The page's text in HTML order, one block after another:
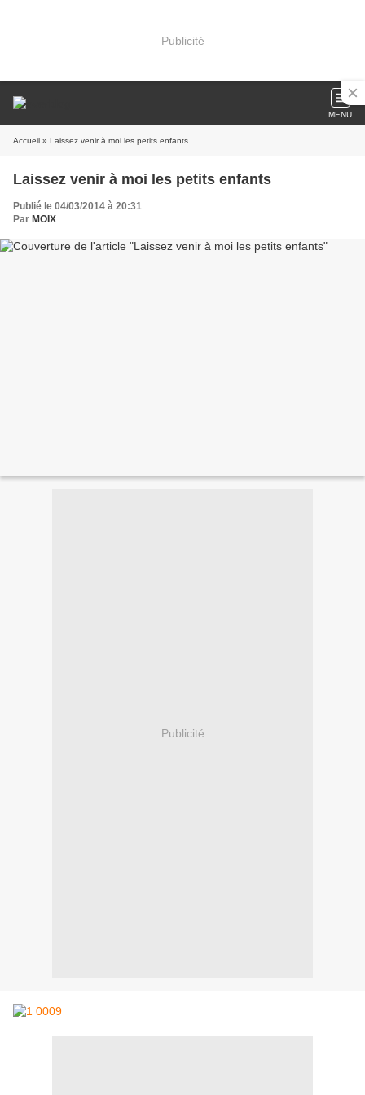
Publicité
MENU
Accueil » Laissez venir à moi les petits enfants
Laissez venir à moi les petits enfants
Publié le 04/03/2014 à 20:31
Par MOIX
Publicité